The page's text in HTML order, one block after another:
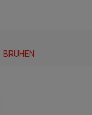
BRÜHEN